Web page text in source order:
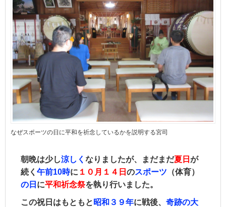
なぜスポーツの日に平和を祈念しているかを説明する宮司
朝晩は少し涼しく なりましたが、まだまだ夏日 が
続く 午前10時に １０月１４日 のスポーツ （体育）
の日 に平和祈念祭を執り行いました。
この祝日はもともと 昭和３９年に戦後、 奇跡の大